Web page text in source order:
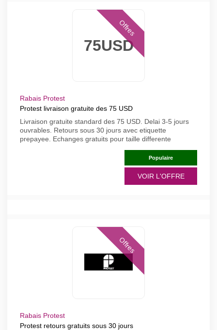
75USD
Offres
Rabais Protest
Protest livraison gratuite des 75 USD
Livraison gratuite standard des 75 USD. Delai 3-5 jours
ouvrables. Retours sous 30 jours avec etiquette
prepayee. Echanges gratuits pour taille differente
Populaire
VOIR L'OFFRE
Offres
Rabais Protest
Protest retours gratuits sous 30 jours